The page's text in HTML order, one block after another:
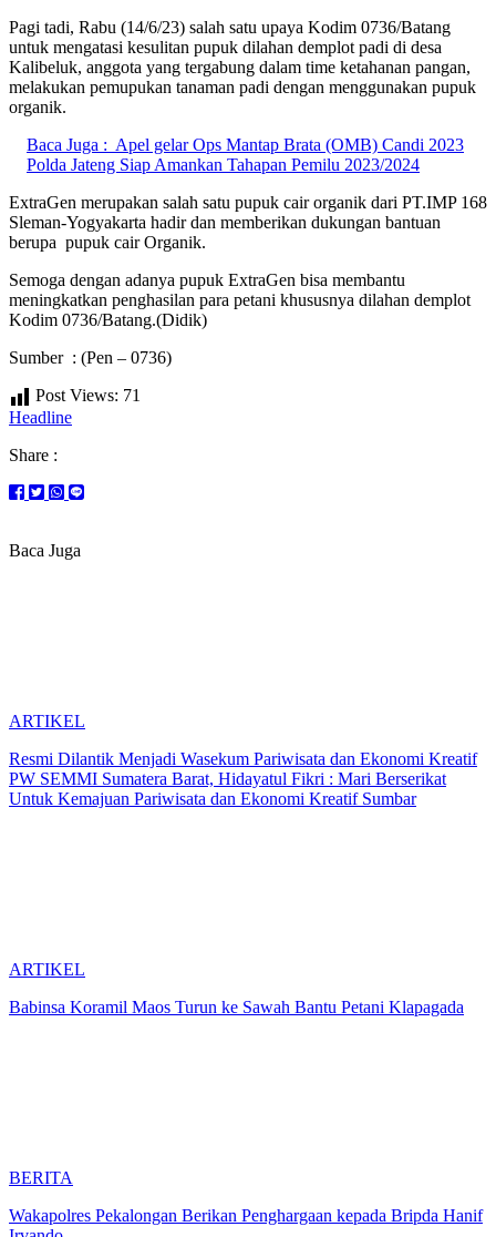
Pagi tadi, Rabu (14/6/23) salah satu upaya Kodim 0736/Batang
untuk mengatasi kesulitan pupuk dilahan demplot padi di desa
Kalibeluk, anggota yang tergabung dalam time ketahanan pangan,
melakukan pemupukan tanaman padi dengan menggunakan pupuk
organik.
Baca Juga : Apel gelar Ops Mantap Brata (OMB) Candi 2023
Polda Jateng Siap Amankan Tahapan Pemilu 2023/2024
ExtraGen merupakan salah satu pupuk cair organik dari PT.IMP 168
Sleman-Yogyakarta hadir dan memberikan dukungan bantuan
berupa pupuk cair Organik.
Semoga dengan adanya pupuk ExtraGen bisa membantu
meningkatkan penghasilan para petani khususnya dilahan demplot
Kodim 0736/Batang.(Didik)
Sumber : (Pen – 0736)
Post Views: 71
Headline
Share :
Baca Juga
ARTIKEL
Resmi Dilantik Menjadi Wasekum Pariwisata dan Ekonomi Kreatif
PW SEMMI Sumatera Barat, Hidayatul Fikri : Mari Berserikat
Untuk Kemajuan Pariwisata dan Ekonomi Kreatif Sumbar
ARTIKEL
Babinsa Koramil Maos Turun ke Sawah Bantu Petani Klapagada
BERITA
Wakapolres Pekalongan Berikan Penghargaan kepada Bripda Hanif